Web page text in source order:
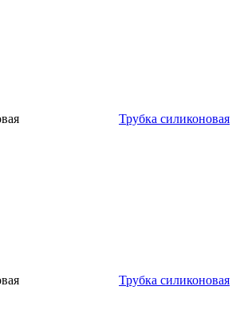
Трубка силиконовая
Трубка силиконовая